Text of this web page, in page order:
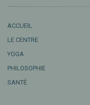
ACCUEIL
LE CENTRE
YOGA
PHILOSOPHIE
SANTÉ